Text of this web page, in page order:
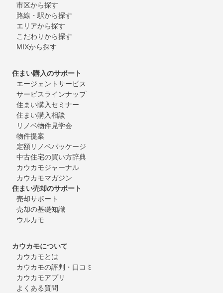
市区から探す
路線・駅から探す
エリアから探す
こだわりから探す
MIXから探す
住まい購入のサポート
エージェントサービス
サービスラインナップ
住まい購入セミナー
住まい購入相談
リノベ物件見学会
物件提案
定額リノベパッケージ
中古住宅の買い方辞典
カウカモジャーナル
カウカモマガジン
住まい売却のサポート
売却サポート
売却の基礎知識
ウルカモ
カウカモについて
カウカモとは
カウカモの評判・口コミ
カウカモアプリ
よくある質問